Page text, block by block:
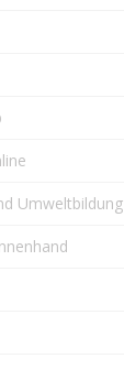
Umweltbildung